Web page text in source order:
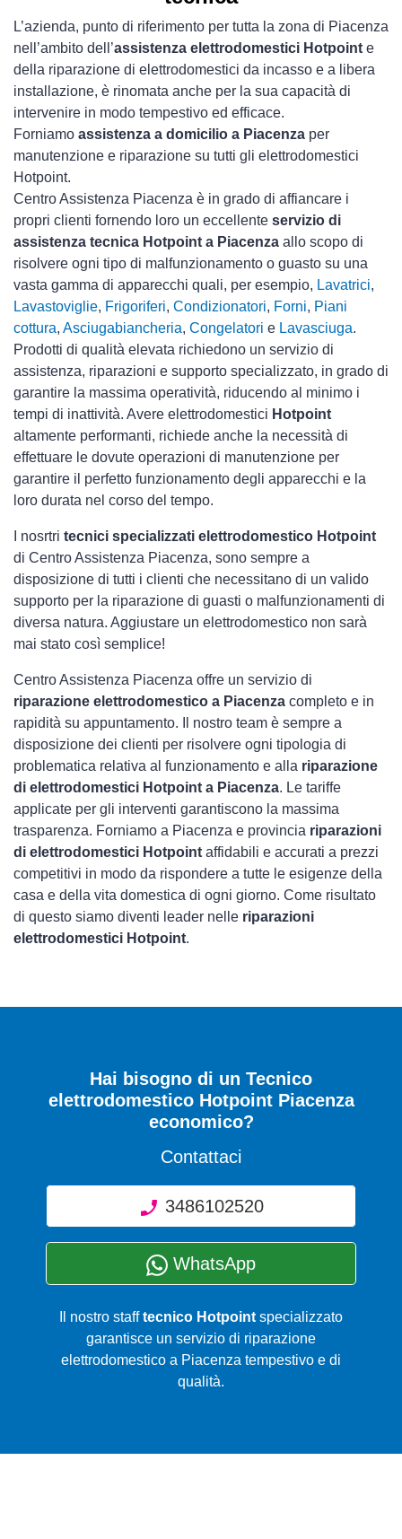
L’azienda, punto di riferimento per tutta la zona di Piacenza
nell’ambito dell’assistenza elettrodomestici Hotpoint e
della riparazione di elettrodomestici da incasso e a libera
installazione, è rinomata anche per la sua capacità di
intervenire in modo tempestivo ed efficace.
Forniamo assistenza a domicilio a Piacenza per
manutenzione e riparazione su tutti gli elettrodomestici
Hotpoint.
Centro Assistenza Piacenza è in grado di affiancare i
propri clienti fornendo loro un eccellente servizio di
assistenza tecnica Hotpoint a Piacenza allo scopo di
risolvere ogni tipo di malfunzionamento o guasto su una
vasta gamma di apparecchi quali, per esempio, Lavatrici,
Lavastoviglie, Frigoriferi, Condizionatori, Forni, Piani
cottura, Asciugabiancheria, Congelatori e Lavasciuga.
Prodotti di qualità elevata richiedono un servizio di
assistenza, riparazioni e supporto specializzato, in grado di
garantire la massima operatività, riducendo al minimo i
tempi di inattività. Avere elettrodomestici Hotpoint
altamente performanti, richiede anche la necessità di
effettuare le dovute operazioni di manutenzione per
garantire il perfetto funzionamento degli apparecchi e la
loro durata nel corso del tempo.
I nosrtri tecnici specializzati elettrodomestico Hotpoint
di Centro Assistenza Piacenza, sono sempre a
disposizione di tutti i clienti che necessitano di un valido
supporto per la riparazione di guasti o malfunzionamenti di
diversa natura. Aggiustare un elettrodomestico non sarà
mai stato così semplice!
Centro Assistenza Piacenza offre un servizio di
riparazione elettrodomestico a Piacenza completo e in
rapidità su appuntamento. Il nostro team è sempre a
disposizione dei clienti per risolvere ogni tipologia di
problematica relativa al funzionamento e alla riparazione
di elettrodomestici Hotpoint a Piacenza. Le tariffe
applicate per gli interventi garantiscono la massima
trasparenza. Forniamo a Piacenza e provincia riparazioni
di elettrodomestici Hotpoint affidabili e accurati a prezzi
competitivi in modo da rispondere a tutte le esigenze della
casa e della vita domestica di ogni giorno. Come risultato
di questo siamo diventi leader nelle riparazioni
elettrodomestici Hotpoint.
Hai bisogno di un Tecnico
elettrodomestico Hotpoint Piacenza
economico?
Contattaci
3486102520
WhatsApp
Il nostro stafftecnico Hotpoint specializzato
garantisce un servizio di riparazione
elettrodomestico a Piacenza tempestivo e di
qualità.